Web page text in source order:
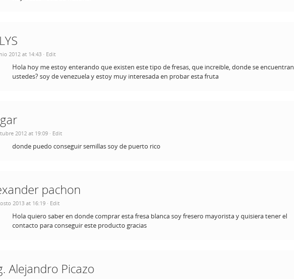
2012 at 14:43 · Edit
Hola hoy me estoy enterando que existen este tipo de fresas, que increible, donde se encuentran
ustedes? soy de venezuela y estoy muy interesada en probar esta fruta
2012 at 19:09 · Edit
donde puedo conseguir semillas soy de puerto rico
pachon
2013 at 16:19 · Edit
Hola quiero saber en donde comprar esta fresa blanca soy fresero mayorista y quisiera tener el
contacto para conseguir este producto gracias
Alejandro Picazo